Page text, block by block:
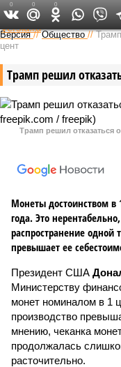
Версия //Общество //
цент
Трамп решил
Трамп решил отказаться
Монеты достоинством в
года. Это
распространение одной
превышает ее
Президент США
Министерству
монет номиналом в 1
производство
мнению, чеканка
продолжалась
расточительно.
0 0 0